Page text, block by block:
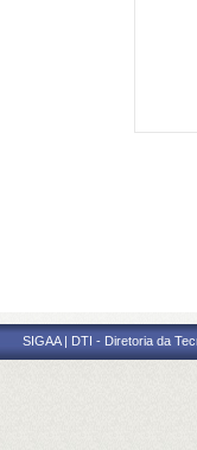
SIGAA | DTI - Diretoria da